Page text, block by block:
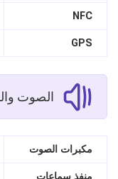
NFC
GPS
الصوت
مكبرات الصوت